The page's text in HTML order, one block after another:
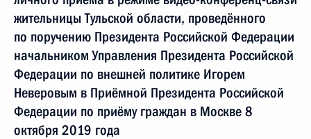
жительницы Тульской области, проведённого
по поручению Президента Российской Федерации
начальником Управления Президента Российской
Федерации по внешней политике Игорем
Неверовым в Приёмной Президента Российской
Федерации по приёму граждан в Москве 8
октября 2019 года